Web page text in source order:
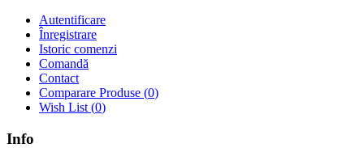
Autentificare
Înregistrare
Istoric comenzi
Comandă
Contact
Comparare Produse (0)
Wish List (0)
Info